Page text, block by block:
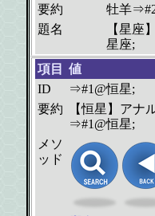
要約
牡羊
題名
【星座
星座;
項目
値
ID
⇒#1@恒星;
要約
【恒星】アナ
⇒#1@恒星;
メソ
ッド